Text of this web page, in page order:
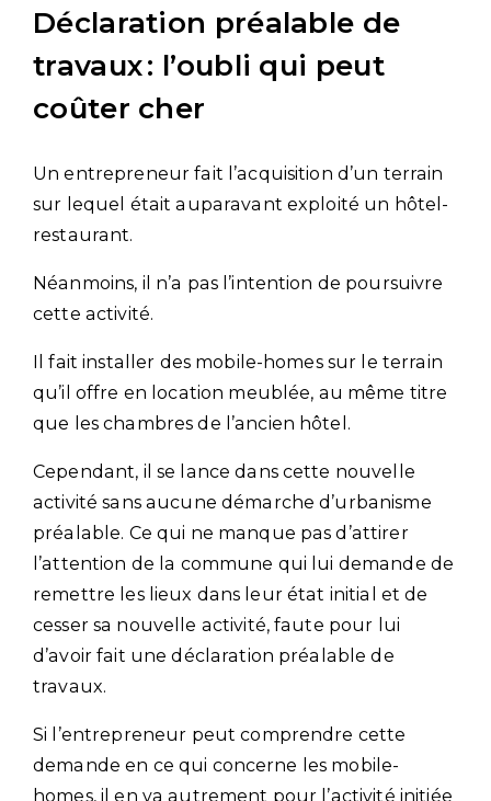
Déclaration préalable de
travaux : l’oubli qui peut
coûter cher
Un entrepreneur fait l’acquisition d’un terrain
sur lequel était auparavant exploité un hôtel-
restaurant.
Néanmoins, il n’a pas l’intention de poursuivre
cette activité.
Il fait installer des mobile-homes sur le terrain
qu’il offre en location meublée, au même titre
que les chambres de l’ancien hôtel.
Cependant, il se lance dans cette nouvelle
activité sans aucune démarche d’urbanisme
préalable. Ce qui ne manque pas d’attirer
l’attention de la commune qui lui demande de
remettre les lieux dans leur état initial et de
cesser sa nouvelle activité, faute pour lui
d’avoir fait une déclaration préalable de
travaux.
Si l’entrepreneur peut comprendre cette
demande en ce qui concerne les mobile-
homes, il en va autrement pour l’activité initiée